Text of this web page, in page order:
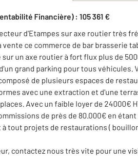
Financière) : 105 361 €
d'Etampes sur axe routier très
vente ce commerce de bar brasserie
un axe routier à fort flux plus de
grand parking pour tous véhicules.
de plusieurs espaces de
avec une extraction et d'une
Avec un faible loyer de 24000€
de près de 80.000€ en
tout projets de restaurations (
contactez nous très vite pour une